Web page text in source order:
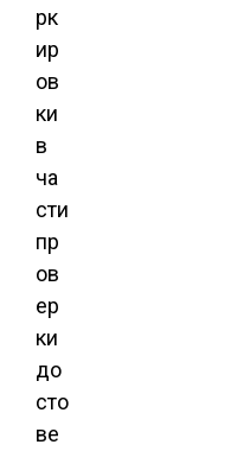
рк
ир
ов
ки
в
ча
сти
пр
ов
ер
ки
до
сто
ве